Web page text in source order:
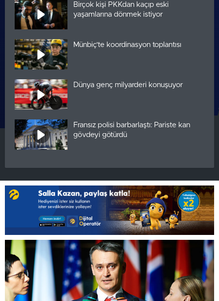
Birçok kişi PKKdan kaçıp eski
yaşamlarına dönmek istiyor
Münbiç’te koordinasyon toplantısı
Dünya genç milyarderi konuşuyor
Fransız polisi barbarlaştı: Pariste kan
gövdeyi götürdü